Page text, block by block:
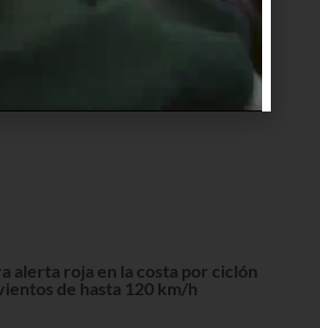
alerta roja en la costa por ciclón
de hasta 120 km/h